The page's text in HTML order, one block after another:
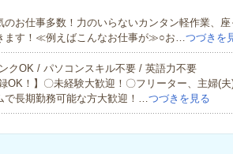
のお仕事多数！力のいらないカンタン軽作業、
ます！≪例えばこんなお仕事が≫○お… つづきを
クOK / パソコンスキル不要 / 英語力不要
OK！】〇未経験大歓迎！〇フリーター、主婦(
長期勤務可能な方大歓迎！… つづきを見る